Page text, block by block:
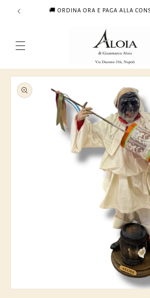
direttamente🚚 ORDINA ORA E PAGA ALLA
Passa alle
informazioni
sul prodotto